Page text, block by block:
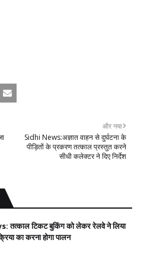
और नया
Sidhi News:अज्ञात वाहन से दुर्घटना के
पीड़ितों के प्रकरण तत्काल प्रस्तुत करने
सीधी कलेक्टर ने दिए निर्देश
टिकट बुकिंग को लेकर रेलवे ने लिया
का करना होगा पालन